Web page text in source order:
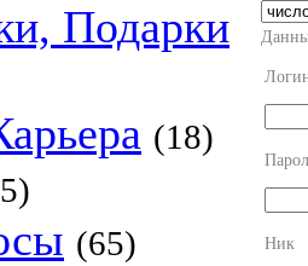
Подарки
(18)
(65) Ник